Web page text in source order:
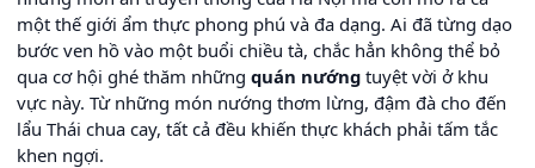
một thế giới ẩm thực phong phú và đa dạng. Ai đã từng dạo
bước ven hồ vào một buổi chiều tà, chắc hẳn không thể bỏ
qua cơ hội ghé thăm những quán nướng tuyệt vời ở khu
vực này. Từ những món nướng thơm lừng, đậm đà cho đến
lẩu Thái chua cay, tất cả đều khiến thực khách phải tấm tắc
khen ngợi.